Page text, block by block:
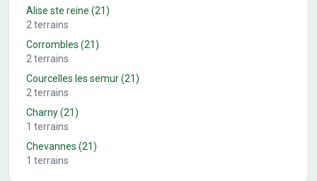
Alise ste reine (21)
2 terrains
Corrombles (21)
2 terrains
Courcelles les semur(21)
2 terrains
Charny(21)
1 terrains
Chevannes (21)
1 terrains